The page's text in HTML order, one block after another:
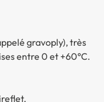
gravoply), très
entre 0 et +60°C.